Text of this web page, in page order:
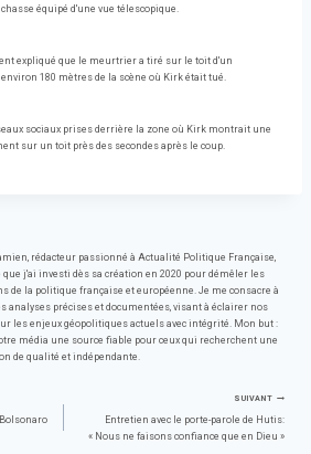
équipé d'une vue télescopique.
expliqué que le meurtrier a tiré sur le toit d'un
180 mètres de la scène où Kirk était tué.
sociaux prises derrière la zone où Kirk montrait une
sur un toit près des secondes après le coup.
rédacteur passionné à Actualité Politique Française,
que j'ai investi dès sa création en 2020 pour démêler les
de la politique française et européenne. Je me consacre à
analyses précises et documentées, visant à éclairer nos
les enjeux géopolitiques actuels avec intégrité. Mon but :
média une source fiable pour ceux qui recherchent une
de qualité et indépendante.
SUIVANT
Entretien avec le porte-parole de Hutis:
« Nous ne faisons confiance que en Dieu »